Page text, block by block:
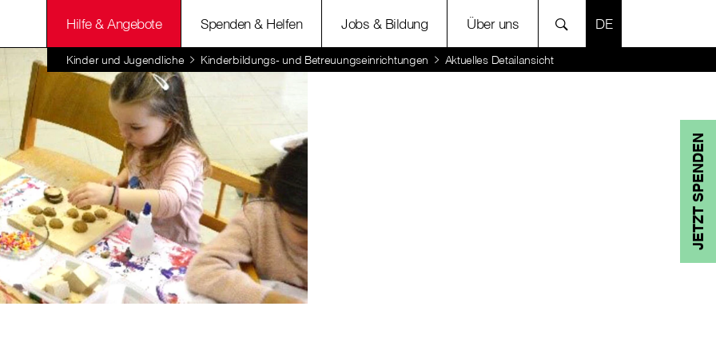
Hilfe & Angebote Spenden & Helfen Jobs & Bildung Über uns SPRACHE
Kinder und Jugendliche Kinderbildungs- und Betreuungseinrichtungen Aktuelles Detailansicht
JETZT SPENDEN